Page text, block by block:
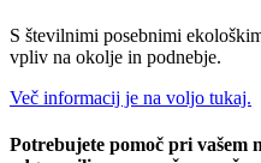
S številnimi posebnimi
vpliv na okolje in podnebje.
Več informacij je na voljo tukaj.
Potrebujete pomoč pri vašem